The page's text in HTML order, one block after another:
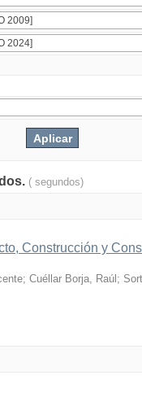
( segundos)
Construcción y
; Cuéllar Borja, Raúl ;